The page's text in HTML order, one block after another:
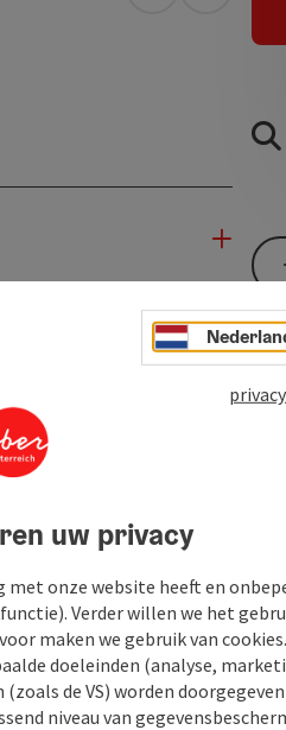
uw privacy
onze website heeft en
Verder willen we het
maken we gebruik van
doeleinden (analyse,
de VS) worden
niveau van